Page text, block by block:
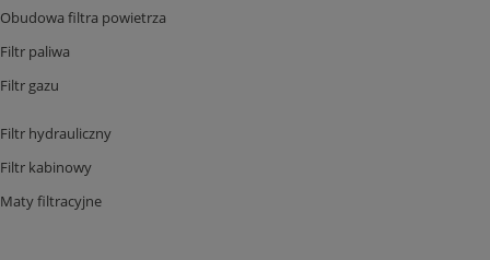
Obudowa filtra powietrza
Filtr paliwa
Filtr gazu
Filtr hydrauliczny
Filtr kabinowy
Maty filtracyjne